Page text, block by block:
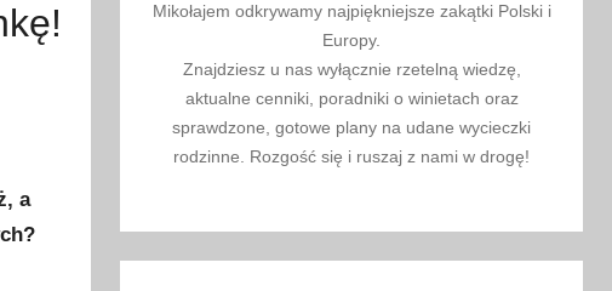
a
Mikołajem odkrywamy najpiękniejsze zakątki Polski i
Europy.
Znajdziesz u nas wyłącznie rzetelną wiedzę,
aktualne cenniki, poradniki o winietach oraz
sprawdzone, gotowe plany na udane wycieczki
rodzinne. Rozgość się i ruszaj z nami w drogę!